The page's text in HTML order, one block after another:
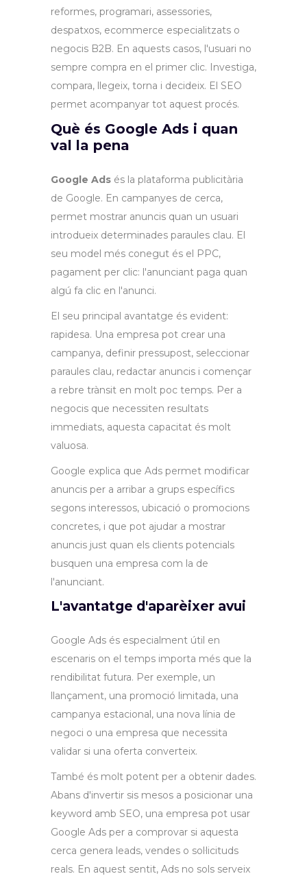
reformes, programari, assessories,
despatxos, ecommerce especialitzats o
negocis B2B. En aquests casos, l'usuari no
sempre compra en el primer clic. Investiga,
compara, llegeix, torna i decideix. El SEO
permet acompanyar tot aquest procés.
Què és Google Ads i quan
val la pena
Google Ads és la plataforma publicitària
de Google. En campanyes de cerca,
permet mostrar anuncis quan un usuari
introdueix determinades paraules clau. El
seu model més conegut és el PPC,
pagament per clic: l'anunciant paga quan
algú fa clic en l'anunci.
El seu principal avantatge és evident:
rapidesa. Una empresa pot crear una
campanya, definir pressupost, seleccionar
paraules clau, redactar anuncis i començar
a rebre trànsit en molt poc temps. Per a
negocis que necessiten resultats
immediats, aquesta capacitat és molt
valuosa.
Google explica que Ads permet modificar
anuncis per a arribar a grups específics
segons interessos, ubicació o promocions
concretes, i que pot ajudar a mostrar
anuncis just quan els clients potencials
busquen una empresa com la de
l'anunciant.
L'avantatge d'aparèixer avui
Google Ads és especialment útil en
escenaris on el temps importa més que la
rendibilitat futura. Per exemple, un
llançament, una promoció limitada, una
campanya estacional, una nova línia de
negoci o una empresa que necessita
validar si una oferta converteix.
També és molt potent per a obtenir dades.
Abans d'invertir sis mesos a posicionar una
keyword amb SEO, una empresa pot usar
Google Ads per a comprovar si aquesta
cerca genera leads, vendes o sol·licituds
reals. En aquest sentit, Ads no sols serveix